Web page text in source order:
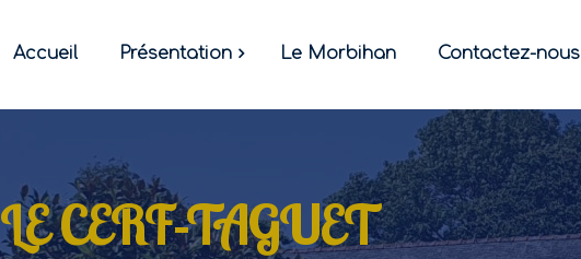
Accueil Présentation Le Morbihan Contactez-nous
CERF-TAGUET